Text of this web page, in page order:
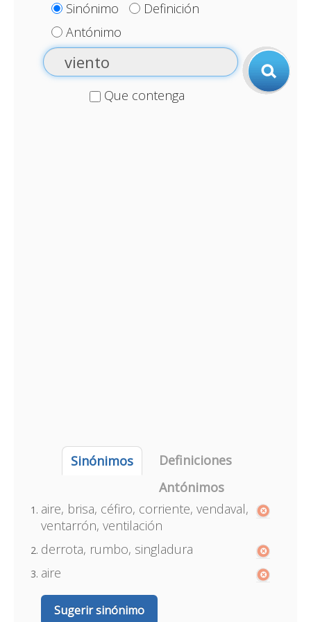
Sinónimo
Definición
Antónimo
Que contenga
Sinónimos
Definiciones
Antónimos
aire, brisa, céfiro, corriente, vendaval,
ventarrón, ventilación
derrota, rumbo, singladura
aire
Sugerir sinónimo